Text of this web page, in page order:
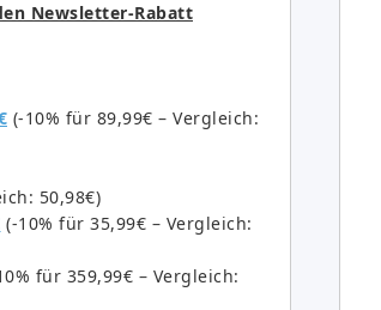
Newsletter-Rabatt
(-10% für 89,99€ – Vergleich:
50,98€)
(-10% für 35,99€ – Vergleich:
für 359,99€ – Vergleich: